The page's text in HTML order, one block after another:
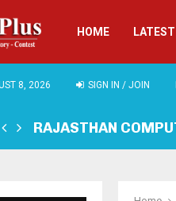
HOME LATEST
8, 2026 SIGN IN / JOIN
RAJASTHAN